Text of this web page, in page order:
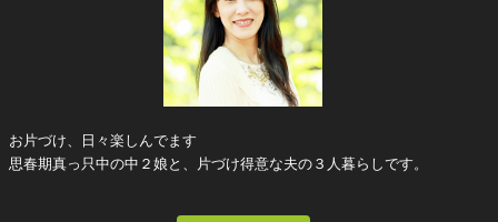
お片づけ、日々楽しんでます
思春期真っ只中の中２娘と、片づけ得意な夫の３人暮らしです。